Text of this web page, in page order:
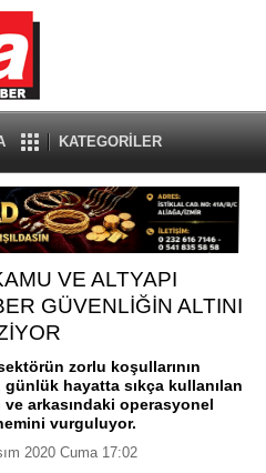
KATEGORİLER
VE ALTYAPI
GÜVENLİĞİN ALTINI
zorlu koşullarının
hayatta sıkça kullanılan
arkasındaki operasyonel
vurguluyor.
2020 Cuma 17:02